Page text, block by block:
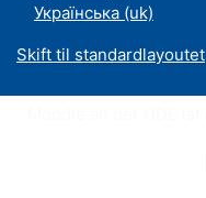
Українська ‎(uk)‎
Skift til standardlayoutet